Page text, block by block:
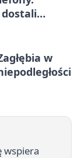
w
wspiera